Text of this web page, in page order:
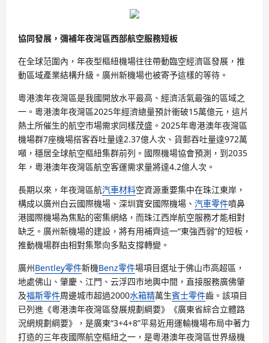
協同發展，彌補年夜灣區西部航空服務短板
在全球范圍內，年夜型樞紐機場往往帶動臨空經濟區發展，推
動區域產業結構升級。廣州新機場也被寄予這樣的等待。
粵港澳年夜灣區是我國開放水平最高、經濟活氣最強的區域之
一。粵港澳年夜灣區2025年經濟總量預計衝破15萬億元，這片
熱土所催生的航空市場需求同樣茂盛。2025年粵港澳年夜灣區
機場群7座機場搭客吞吐量達2.37億人次、貨郵吞吐量達972萬
噸，穩居全球航空樞紐集群前列。國際機場協會預測，到2035
年，粵港澳年夜灣區航空客運需求量將達4.2億人次。
長期以來，年夜灣區航汽車材料空資源重要集中在珠江東岸，
構成以廣州白云國際機場、深圳寶安國際機場、 汽車零件噴鼻
港國際機場為焦點的密集網絡，而珠江西岸航空服務才能相對
缺乏。廣州新機場的建設，將有用補齊這一“東強西弱”的短板，
推動機場群由相對集聚向多點支撐轉變。
廣州Bentley零件新機Benz零件場項目選址于佛山市高超區，
地處佛山、肇慶、江門、云浮四市地輿中間，直接服務廣佛肇
及福斯零件周邊城市超過2000水箱精萬生賓士零件齒。該項目
已列進《粵港澳年夜灣區發展規劃綱要》《廣東省綜合立體路
況網規劃綱要》，是廣東“3+4+8”平易近用運輸機場布局中著力
打造的三年夜國際航空樞紐之一，是粵港澳年夜灣區世界級機